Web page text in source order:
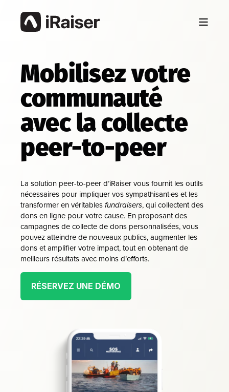
Mobilisez votre
communauté
avec la collecte
peer-to-peer
La solution peer-to-peer d’iRaiser vous fournit les outils
nécessaires pour impliquer vos sympathisant·es et les
transformer en véritablesfundraisers, qui collectent des
dons en ligne pour votre cause. En proposant des
campagnes de collecte de dons personnalisées, vous
pouvez atteindre de nouveaux publics, augmenter les
dons et amplifier votre impact, tout en obtenant de
meilleurs résultats avec moins d’efforts.
RÉSERVEZ UNE DÉMO